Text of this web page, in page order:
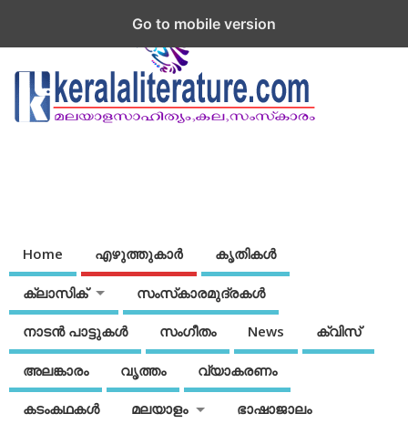
Home എഴുത്തുകാര്‍ കൃതികൾ
ക്ലാസിക് സംസ്‌കാരമുദ്രകള്‍
നാടന്‍ പാട്ടുകള്‍ സംഗീതം News ക്വിസ്
അലങ്കാരം വൃത്തം വ്യാകരണം
കടംകഥകള്‍ മലയാളം ഭാഷാജാലം
Go to mobile version